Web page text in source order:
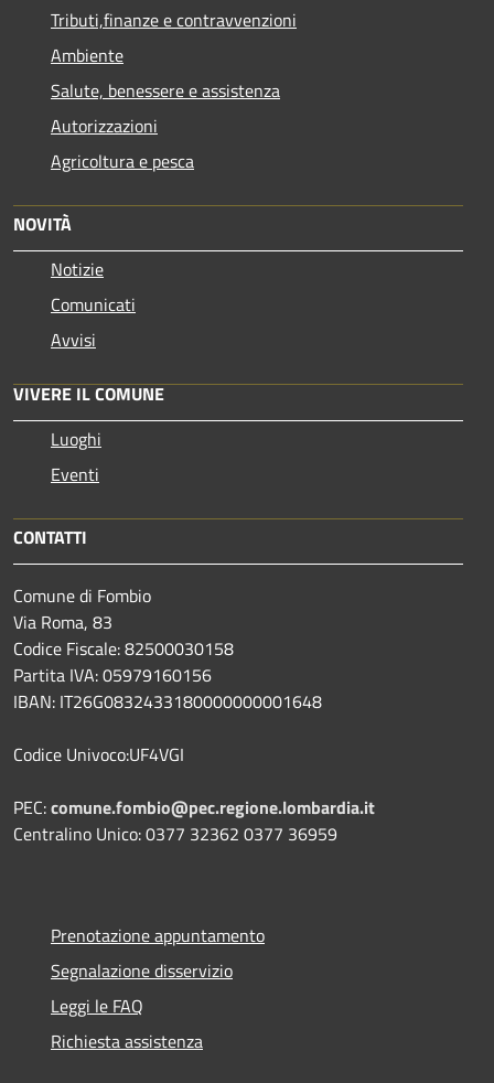
Tributi,finanze e contravvenzioni
Ambiente
Salute, benessere e assistenza
Autorizzazioni
Agricoltura e pesca
NOVITÀ
Notizie
Comunicati
Avvisi
VIVERE IL COMUNE
Luoghi
Eventi
CONTATTI
Comune di Fombio
Via Roma, 83
Codice Fiscale: 82500030158
Partita IVA: 05979160156
IBAN: IT26G0832433180000000001648
Codice Univoco:UF4VGI
PEC:comune.fombio@pec.regione.lombardia.it
Centralino Unico: 0377 32362 0377 36959
Prenotazione appuntamento
Segnalazione disservizio
Leggi le FAQ
Richiesta assistenza